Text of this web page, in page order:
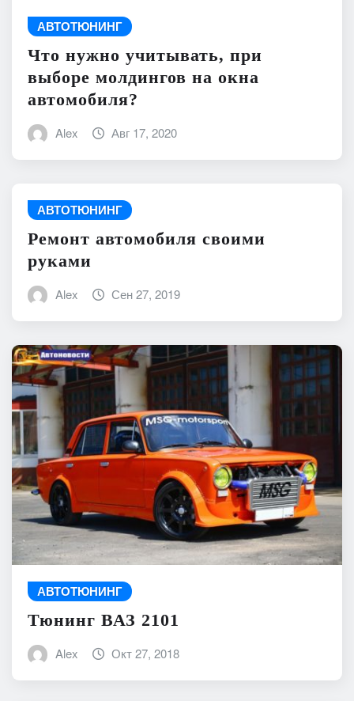
АВТОТЮНИНГ
Что нужно учитывать, при
выборе молдингов на окна
автомобиля?
Alex Авг 17, 2020
АВТОТЮНИНГ
Ремонт автомобиля своими
руками
Alex Сен 27, 2019
АВТОТЮНИНГ
Тюнинг ВАЗ 2101
Alex Окт 27, 2018